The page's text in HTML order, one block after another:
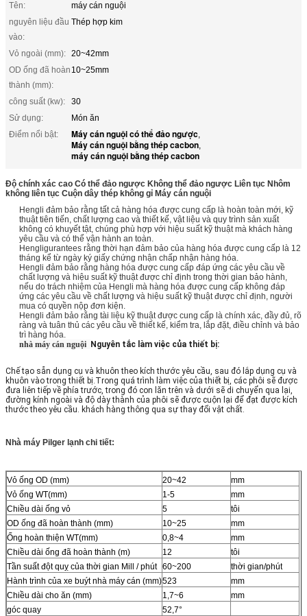
Tên:
máy cán nguội
nguyên liệu đầu
vào:
Thép hợp kim
Vỏ ngoài (mm): 20~42mm
OD ống đã hoàn
thành (mm):
10~25mm
công suất (kw):
30
Sử dụng:
Món ăn
Điểm nổi bật:
Máy cán nguội có thể đảo ngược,
Máy cán nguội bằng thép cacbon,
máy cán nguội bằng thép cacbon
Độ chính xác cao Có thể đảo ngược Không thể đảo ngược Liên tục Nhôm
không liên tục Cuộn dây thép không gỉ Máy cán nguội
Hengli đảm bảo rằng tất cả hàng hóa được cung cấp là hoàn toàn mới, kỹ
thuật tiên tiến, chất lượng cao và thiết kế, vật liệu và quy trình sản xuất
không có khuyết tật, chúng phù hợp với hiệu suất kỹ thuật mà khách hàng
yêu cầu và có thể vận hành an toàn.
Hengligurantees rằng thời hạn đảm bảo của hàng hóa được cung cấp là 12
tháng kể từ ngày ký giấy chứng nhận chấp nhận hàng hóa.
Hengli đảm bảo rằng hàng hóa được cung cấp đáp ứng các yêu cầu về
chất lượng và hiệu suất kỹ thuật được chỉ định trong thời gian bảo hành,
nếu do trách nhiệm của Hengli mà hàng hóa được cung cấp không đáp
ứng các yêu cầu về chất lượng và hiệu suất kỹ thuật được chỉ định, người
mua có quyền nộp đơn kiện.
Hengli đảm bảo rằng tài liệu kỹ thuật được cung cấp là chính xác, đầy đủ, rõ
ràng và tuân thủ các yêu cầu về thiết kế, kiểm tra, lắp đặt, điều chỉnh và bảo
trì hàng hóa.
nhà máy cán nguội Nguyên tắc làm việc của thiết bị:
Chế tạo sẵn dụng cụ và khuôn theo kích thước yêu cầu, sau đó lắp dụng cụ và
khuôn vào trong thiết bị.Trong quá trình làm việc của thiết bị, các phôi sẽ được
đưa liên tiếp về phía trước, trong đó con lăn trên và dưới sẽ di chuyển qua lại,
đường kính ngoài và độ dày thành của phôi sẽ được cuộn lại để đạt được kích
thước theo yêu cầu. khách hàng thông qua sự thay đổi vật chất.
Nhà máy Pilger lạnh chi tiết:
Vỏ ống OD (mm) 20~42
mm
Vỏ ống WT(mm)
1-5
mm
Chiều dài ống vỏ
5
tôi
OD ống đã hoàn thành (mm)
10~25
mm
Ống hoàn thiện WT(mm)
0,8~4
mm
Chiều dài ống đã hoàn thành (m)
12
tôi
Tần suất đột quỵ của thời gian Mill / phút 60~200
thời gian/phút
Hành trình của xe buýt nhà máy cán (mm)523
mm
Chiều dài cho ăn (mm)
1,7~6
mm
góc quay
52,7°